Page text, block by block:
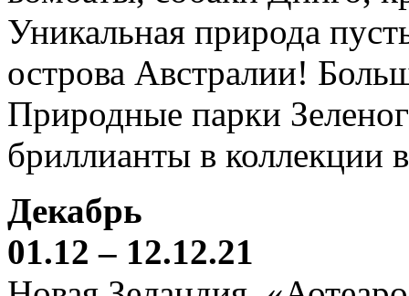
Уникальная природа
острова Австралии!
Природные парки
бриллианты в коллекции
Декабрь
01.12 – 12.12.21